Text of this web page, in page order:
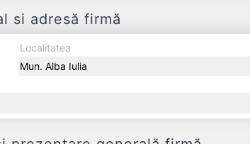
si adresă firmă
Localitatea
Mun. Alba Iulia